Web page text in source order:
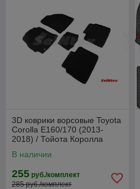
3D коврики ворсовые Toyota
Corolla E160/170 (2013-
2018) / Тойота Королла
В наличии
255 руб./комплект
285 руб./комплект